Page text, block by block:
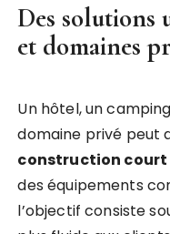
Des solutions
et domaines
Un hôtel, un
domaine privé peut
construction court
des équipements
l’objectif consiste